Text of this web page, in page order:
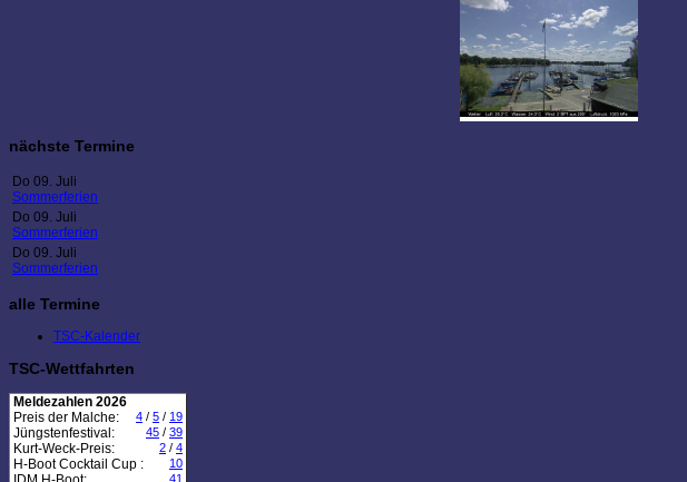
nächste Termine
Do 09. Juli
Sommerferien
Do 09. Juli
Sommerferien
Do 09. Juli
Sommerferien
alle Termine
TSC-Kalender
TSC-Wettfahrten
Meldezahlen 2026
Preis der Malche:
4 / 5 / 19
Jüngstenfestival: 45 / 39
Kurt-Weck-Preis: 2 / 4
H-Boot Cocktail Cup : 10
41